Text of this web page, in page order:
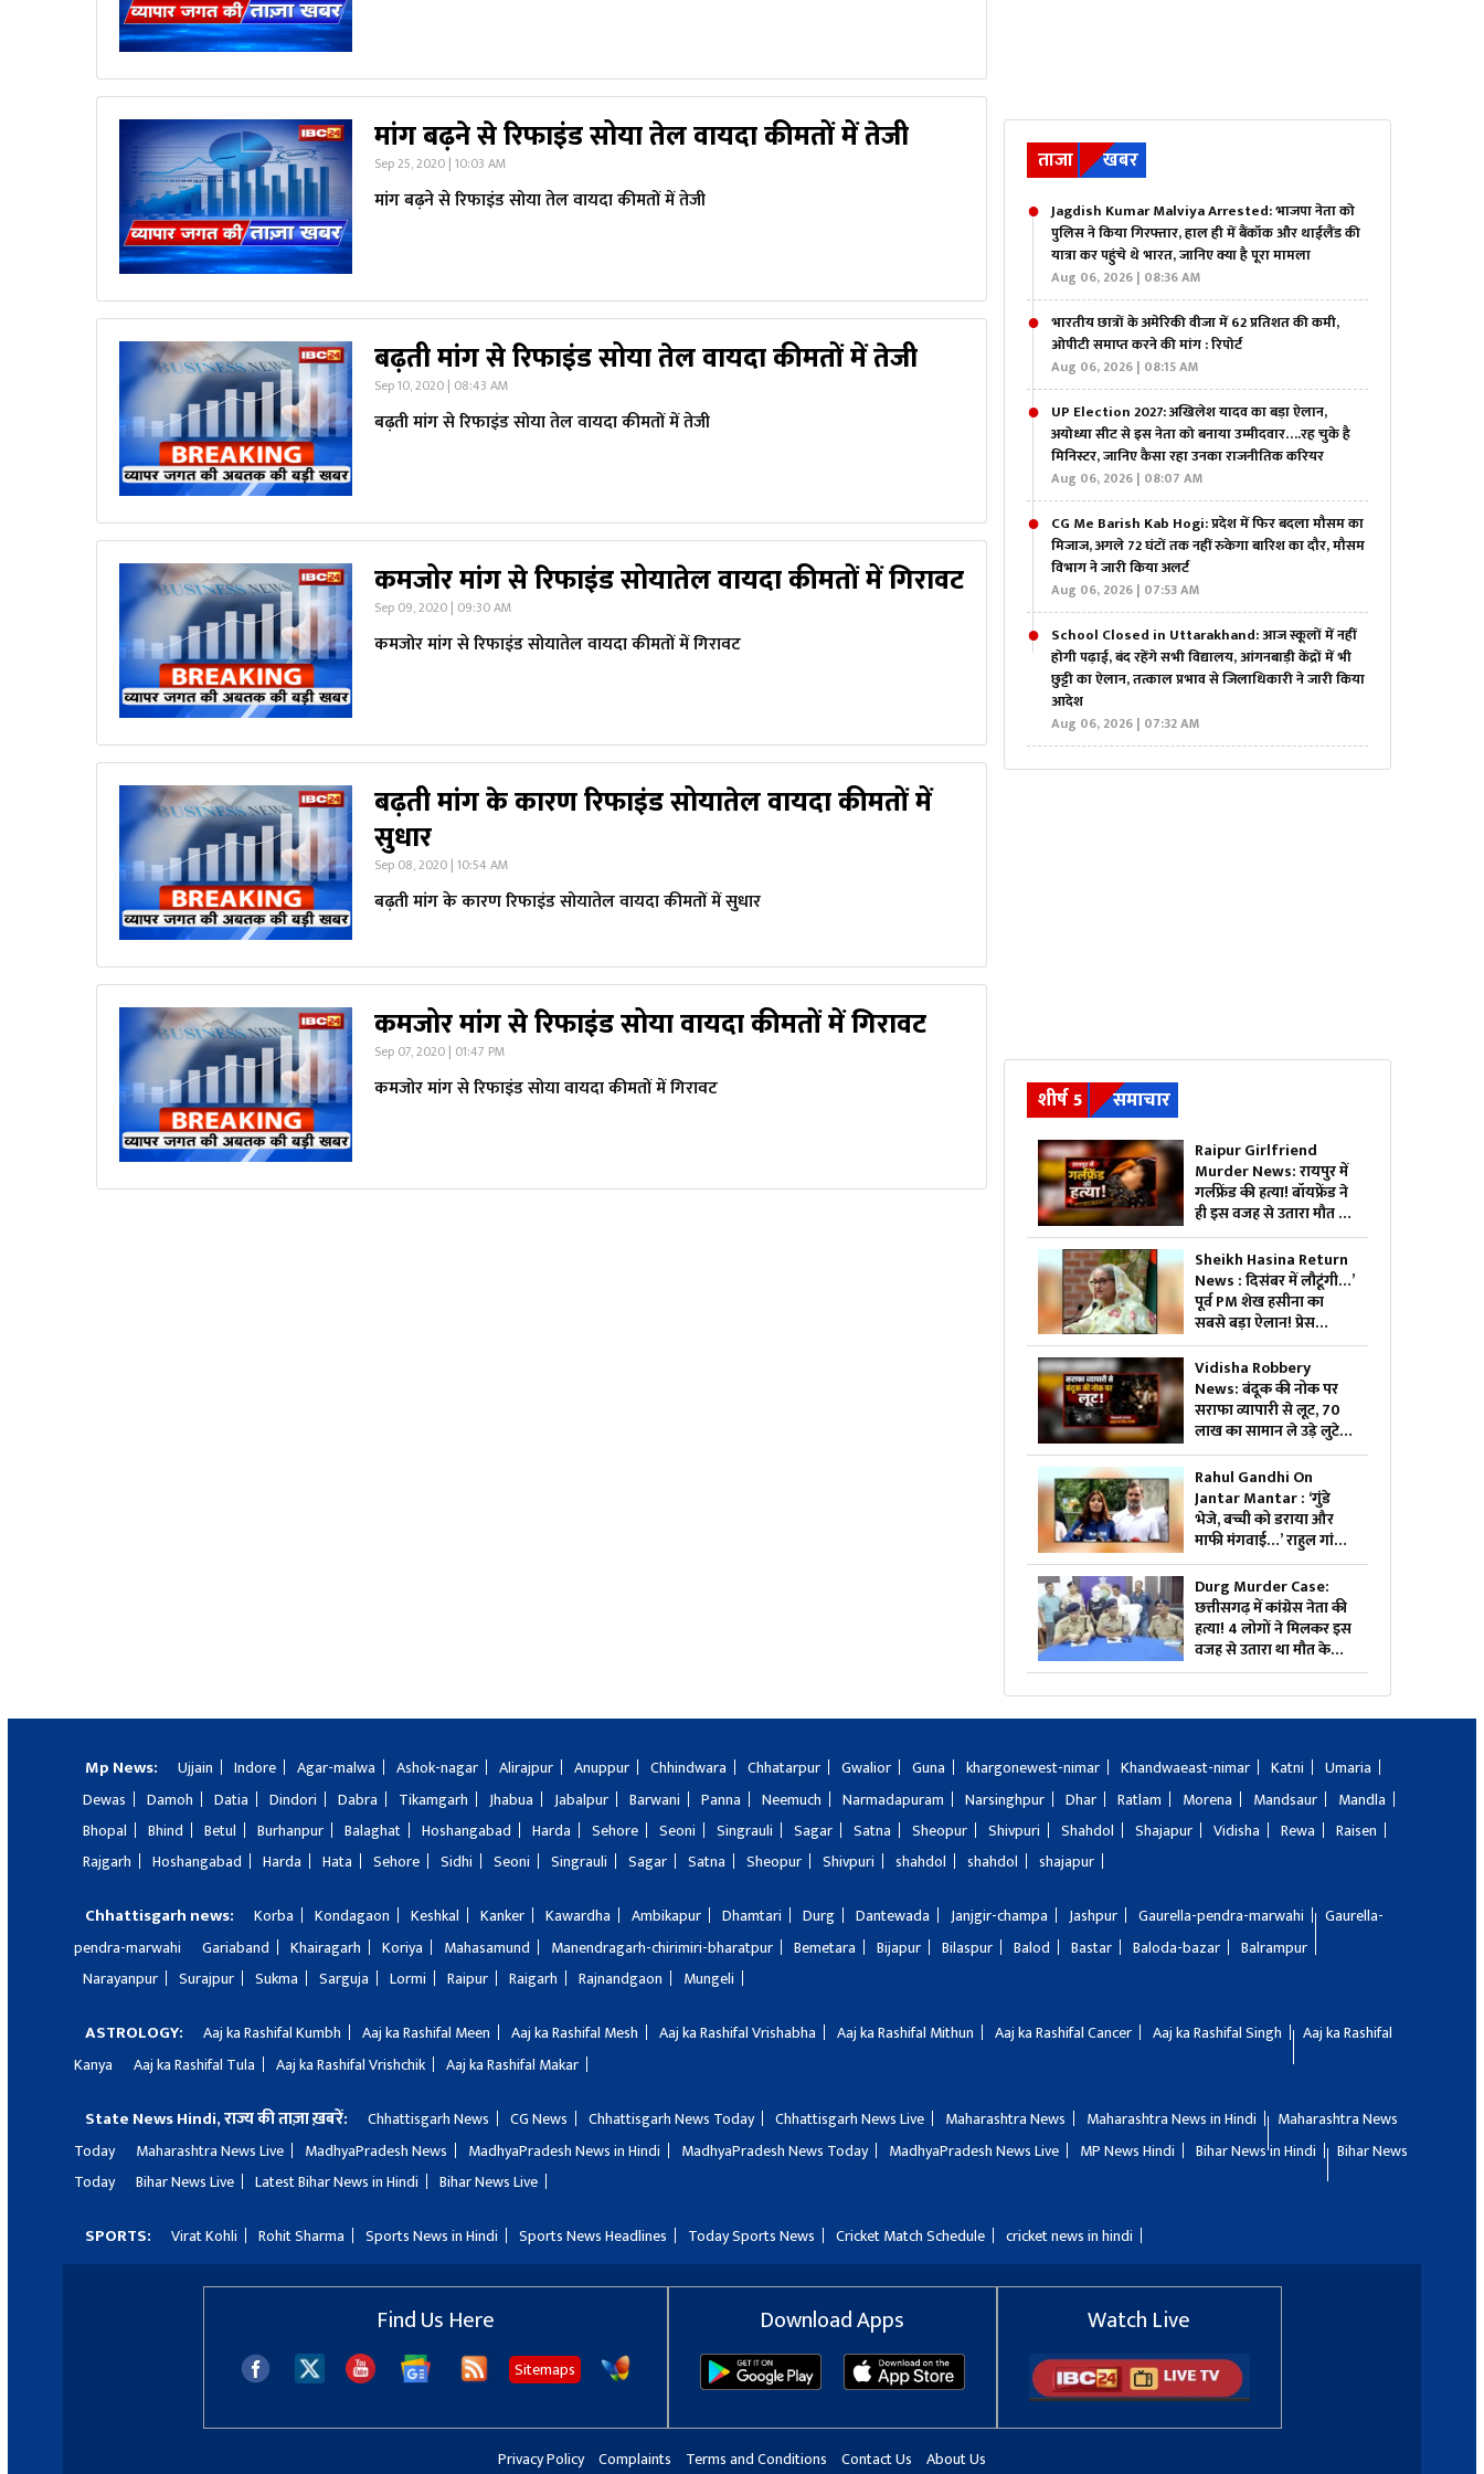
मांग बढ़ने से रिफाइंड सोया तेल वायदा कीमतों में तेजी
Sep 25, 2020 | 10:03 AM
मांग बढ़ने से रिफाइंड सोया तेल वायदा कीमतों में तेजी
बढ़ती मांग से रिफाइंड सोया तेल वायदा कीमतों में तेजी
Sep 10, 2020 | 08:43 AM
बढ़ती मांग से रिफाइंड सोया तेल वायदा कीमतों में तेजी
कमजोर मांग से रिफाइंड सोयातेल वायदा कीमतों में गिरावट
Sep 09, 2020 | 09:30 AM
कमजोर मांग से रिफाइंड सोयातेल वायदा कीमतों में गिरावट
बढ़ती मांग के कारण रिफाइंड सोयातेल वायदा कीमतों में
सुधार
Sep 08, 2020 | 10:54 AM
बढ़ती मांग के कारण रिफाइंड सोयातेल वायदा कीमतों में सुधार
कमजोर मांग से रिफाइंड सोया वायदा कीमतों में गिरावट
Sep 07, 2020 | 01:47 PM
कमजोर मांग से रिफाइंड सोया वायदा कीमतों में गिरावट
ताजा खबर
Jagdish Kumar Malviya Arrested: भाजपा नेता को
पुलिस ने किया गिरफ्तार, हाल ही में बैंकॉक और थाईलैंड की
यात्रा कर पहुंचे थे भारत, जानिए क्या है पूरा मामला
Aug 06, 2026 | 08:36 AM
भारतीय छात्रों के अमेरिकी वीजा में 62 प्रतिशत की कमी,
ओपीटी समाप्त करने की मांग : रिपोर्ट
Aug 06, 2026 | 08:15 AM
UP Election 2027: अखिलेश यादव का बड़ा ऐलान,
अयोध्या सीट से इस नेता को बनाया उम्मीदवार….रह चुके है
मिनिस्टर, जानिए कैसा रहा उनका राजनीतिक करियर
Aug 06, 2026 | 08:07 AM
CG Me Barish Kab Hogi: प्रदेश में फिर बदला मौसम का
मिजाज, अगले 72 घंटों तक नहीं रुकेगा बारिश का दौर, मौसम
विभाग ने जारी किया अलर्ट
Aug 06, 2026 | 07:53 AM
School Closed in Uttarakhand: आज स्कूलों में नहीं
होगी पढ़ाई, बंद रहेंगे सभी विद्यालय, आंगनबाड़ी केंद्रों में भी
छुट्टी का ऐलान, तत्काल प्रभाव से जिलाधिकारी ने जारी किया
आदेश
Aug 06, 2026 | 07:32 AM
शीर्ष 5 समाचार
Raipur Girlfriend
Murder News: रायपुर में
गर्लफ्रेंड की हत्या! बॉयफ्रेंड ने
ही इस वजह से उतारा मौत के
घाट, 6 महीने से रह रहे थे लिव
इन में
Sheikh Hasina Return
News : दिसंबर में लौटूंगी…’
पूर्व PM शेख हसीना का
सबसे बड़ा ऐलान! प्रेस
कॉन्फ्रेंस में खोले ऐसे राज,
मच सकता है सियासी भूचाल
Vidisha Robbery
News: बंदूक की नोक पर
सराफा व्यापारी से लूट, 70
लाख का सामान ले उड़े लुटेरे,
जाते-जाते मार दी गोली
Rahul Gandhi On
Jantar Mantar : ‘गुंडे
भेजे, बच्ची को डराया और
माफी मंगवाई…’ राहुल गांधी
का बड़ा दावा, छात्रों के साथ
खोला मोर्चा
Durg Murder Case:
छत्तीसगढ़ में कांग्रेस नेता की
हत्या! 4 लोगों ने मिलकर इस
वजह से उतारा था मौत के
घाट, तीन भी थे वारदात में
शामिल
Mp News: Ujjain Indore Agar-malwa Ashok-nagar Alirajpur Anuppur Chhindwara Chhatarpur Gwalior Guna khargonewest-nimar Khandwaeast-nimar Katni
Umaria
Dewas
Damoh Datia Dindori Dabra Tikamgarh Jhabua Jabalpur Barwani Panna Neemuch Narmadapuram Narsinghpur Dhar Ratlam Morena Mandsaur
Mandla
Bhopal
Bhind Betul Burhanpur Balaghat Hoshangabad Harda Sehore Seoni Singrauli Sagar Satna Sheopur Shivpuri Shahdol Shajapur Vidisha Rewa
Raisen
Rajgarh
Hoshangabad Harda Hata Sehore Sidhi Seoni Singrauli Sagar Satna Sheopur Shivpuri shahdol shahdol shajapur
Chhattisgarh news: Korba Kondagaon Keshkal Kanker Kawardha Ambikapur Dhamtari Durg Dantewada Janjgir-champa Jashpur Gaurella-pendra-marwahi
Gaurella-
pendra-marwahi
Gariaband Khairagarh Koriya Mahasamund Manendragarh-chirimiri-bharatpur Bemetara Bijapur Bilaspur Balod Bastar Baloda-bazar
Balrampur
Narayanpur
Surajpur Sukma Sarguja Lormi Raipur Raigarh Rajnandgaon Mungeli
ASTROLOGY: Aaj ka Rashifal Kumbh Aaj ka Rashifal Meen Aaj ka Rashifal Mesh Aaj ka Rashifal Vrishabha Aaj ka Rashifal Mithun Aaj ka Rashifal Cancer Aaj ka Rashifal Singh
Aaj ka Rashifal
Kanya
Aaj ka Rashifal Tula Aaj ka Rashifal Vrishchik Aaj ka Rashifal Makar
State News Hindi, राज्य की ताज़ा ख़बरें: Chhattisgarh News CG News Chhattisgarh News Today Chhattisgarh News Live Maharashtra News Maharashtra News in Hindi
Maharashtra News
Today
Maharashtra News Live MadhyaPradesh News MadhyaPradesh News in Hindi MadhyaPradesh News Today MadhyaPradesh News Live MP News Hindi Bihar News in Hindi
Bihar News
Today
Bihar News Live Latest Bihar News in Hindi Bihar News Live
SPORTS: Virat Kohli Rohit Sharma Sports News in Hindi Sports News Headlines Today Sports News Cricket Match Schedule cricket news in hindi
Find Us Here
Sitemaps
Download Apps Watch Live
Privacy Policy Complaints Terms and Conditions Contact Us About Us